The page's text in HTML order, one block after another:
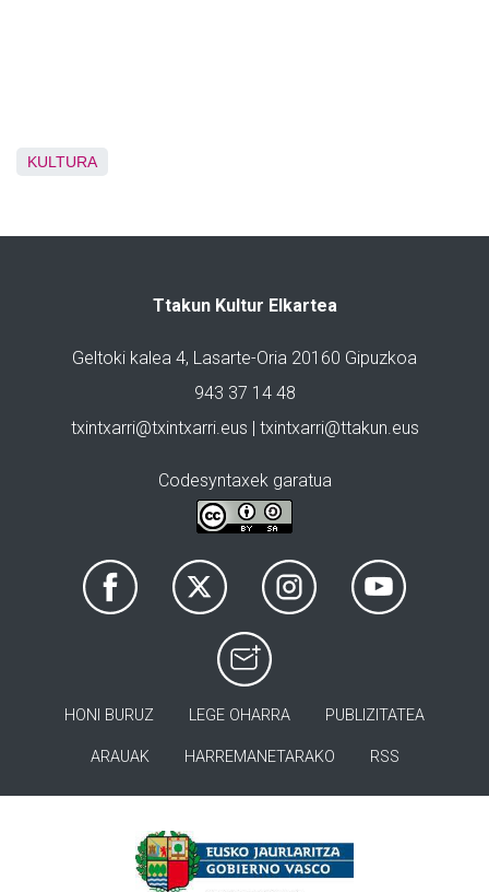
KULTURA
Ttakun Kultur Elkartea
Geltoki kalea 4, Lasarte-Oria 20160 Gipuzkoa
943 37 14 48
txintxarri@txintxarri.eus | txintxarri@ttakun.eus
Codesyntaxek garatua
HONI BURUZ LEGE OHARRA PUBLIZITATEA
ARAUAK HARREMANETARAKO RSS